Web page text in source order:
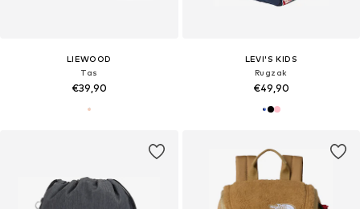
LIEWOOD
Tas
€39,90
LEVI'S KIDS
Rugzak
€49,90